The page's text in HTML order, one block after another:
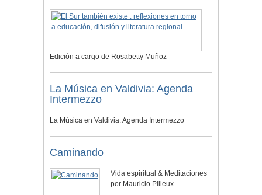
Edición a cargo de Rosabetty Muñoz
La Música en Valdivia: Agenda
Intermezzo
La Música en Valdivia: Agenda Intermezzo
Caminando
Vida espiritual & Meditaciones
por Mauricio Pilleux